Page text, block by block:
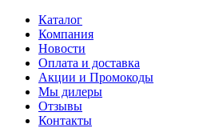
Каталог
Компания
Новости
Оплата и доставка
Акции и Промокоды
Мы дилеры
Отзывы
Контакты